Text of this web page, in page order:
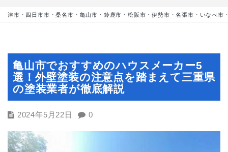
津市・四日市市・桑名市・亀山市・鈴鹿市・松阪市・伊勢市・名張市・いなべ市
亀山市でおすすめのハウスメーカー5
選！外壁塗装の注意点を踏まえて三重県
の塗装業者が徹底解説
2024年5月22日 0